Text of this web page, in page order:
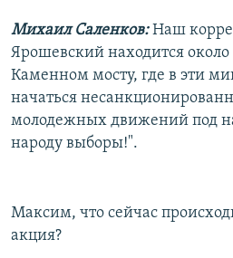
Все сайты РСЕ/РС
Михаил Саленков:Наш
Ярошевский находится
Каменном мосту, где в эти
начаться
молодежных движений под
народу выборы!".
Максим, что сейчас
акция?